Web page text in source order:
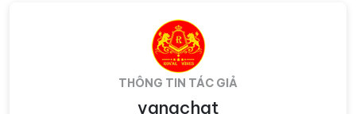
THÔNG TIN TÁC GIẢ
vangchat